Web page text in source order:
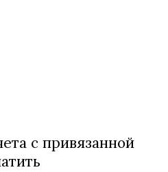
с привязанной